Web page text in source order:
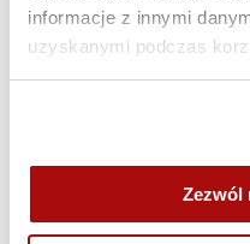
informacje z innymi
uzyskanymi podczas
Zezwól